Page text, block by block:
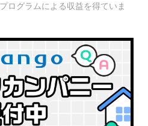
ログラムによる収益を得ていま